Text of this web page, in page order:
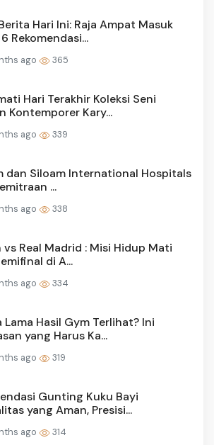
Hari Ini: Raja Ampat Masuk
Rekomendasi...
ago 365
Hari Terakhir Koleksi Seni
Kontemporer Kary...
ago 339
dan Siloam International Hospitals
...
ago 338
vs Real Madrid : Misi Hidup Mati
di A...
ago 334
Lama Hasil Gym Terlihat? Ini
yang Harus Ka...
ago 319
Gunting Kuku Bayi
yang Aman, Presisi...
ago 314